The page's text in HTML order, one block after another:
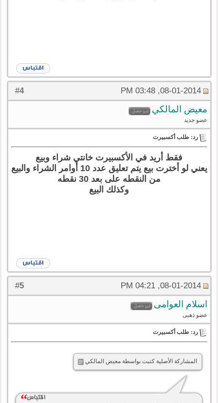
#
4 08-01-2014, 03:48 PM
معيض المالكي
عضو جديد
رد: طلب أكسبيرت
فقط أريد في الأكسبيرت خانتي شراء وبيع
يعني لو أخترت بيع يتم تعليق عدد 10 أوامر الشراء والبيع
من النقطه على بعد 30 نقطه
وكذلك البيع
#
5 08-01-2014, 04:21 PM
اسلام العوامى
عضو ذهبى
رد: طلب أكسبيرت
المشاركة الأصلية كتبت بواسطة معيض المالكي